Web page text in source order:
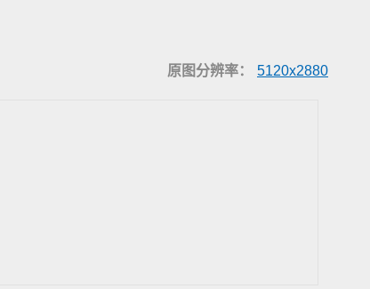
原图分辨率： 5120x2880